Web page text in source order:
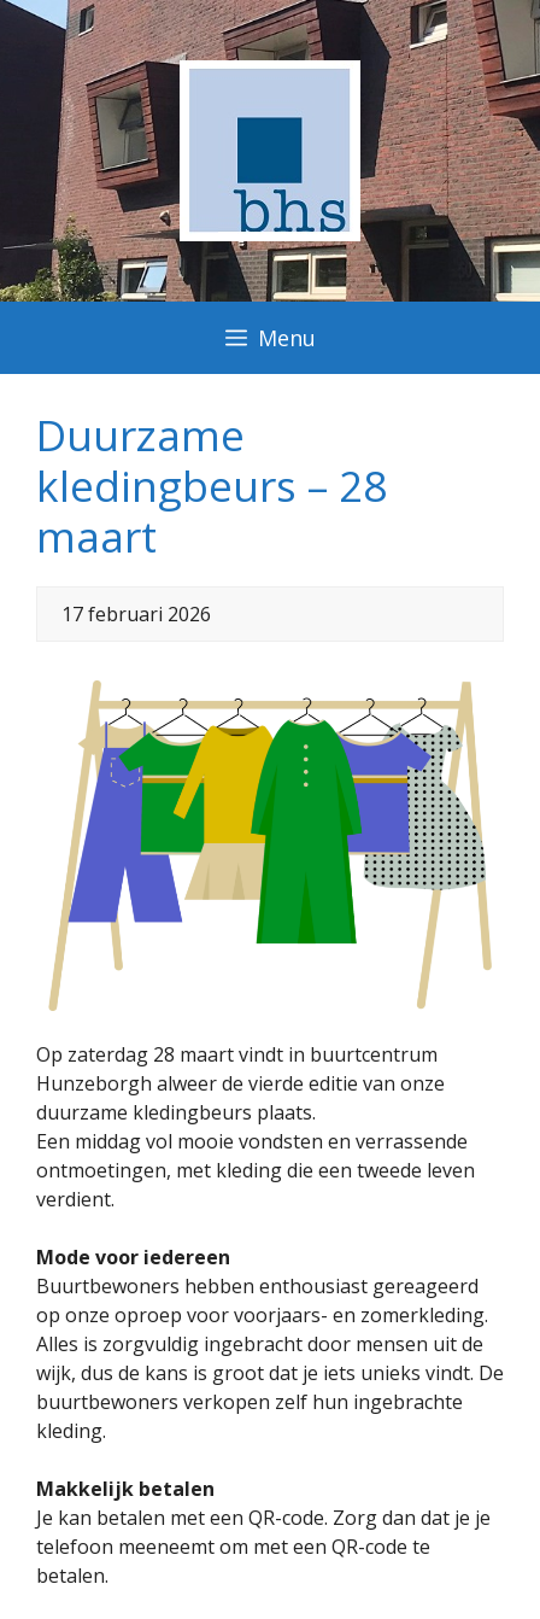
Ga
inhoud
Menu
Duurzame
kledingbeurs – 28
maart
17 februari 2026
Op zaterdag 28 maart vindt in buurtcentrum
Hunzeborgh alweer de vierde editie van onze
duurzame kledingbeurs plaats.
Een middag vol mooie vondsten en verrassende
ontmoetingen, met kleding die een tweede leven
verdient.
Mode voor iedereen
Buurtbewoners hebben enthousiast gereageerd
op onze oproep voor voorjaars- en zomerkleding.
Alles is zorgvuldig ingebracht door mensen uit de
wijk, dus de kans is groot dat je iets unieks vindt. De
buurtbewoners verkopen zelf hun ingebrachte
kleding.
Makkelijk betalen
Je kan betalen met een QR-code. Zorg dan dat je je
telefoon meeneemt om met een QR-code te
betalen.